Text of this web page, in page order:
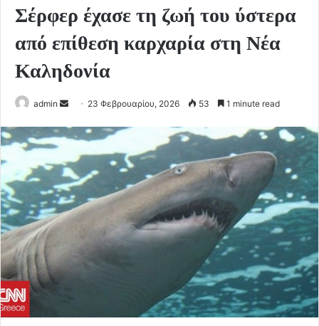
Σέρφερ έχασε τη ζωή του ύστερα
από επίθεση καρχαρία στη Νέα
Καληδονία
admin
Send
email
23 Φεβρουαρίου, 2026 53 1 minute read